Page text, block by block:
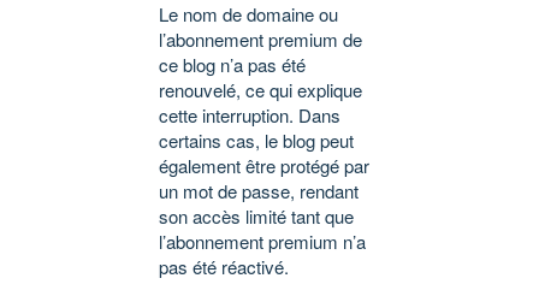
Le nom de domaine ou
l’abonnement premium de
ce blog n’a pas été
renouvelé, ce qui explique
cette interruption. Dans
certains cas, le blog peut
également être protégé par
un mot de passe, rendant
son accès limité tant que
l’abonnement premium n’a
pas été réactivé.